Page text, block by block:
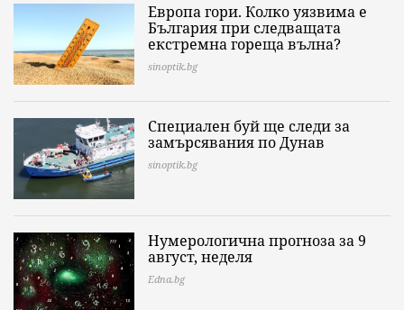
Европа гори. Колко уязвима е
България при следващата
екстремна гореща вълна?
sinoptik.bg
Специален буй ще следи за
замърсявания по Дунав
sinoptik.bg
Нумерологична прогноза за 9
август, неделя
Edna.bg